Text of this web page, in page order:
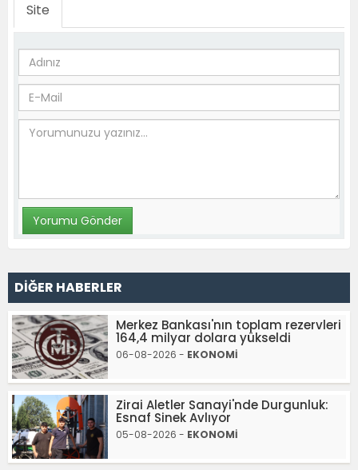
Site
DİĞER HABERLER
Merkez Bankası'nın toplam rezervleri
164,4 milyar dolara yükseldi
06-08-2026 - EKONOMİ
Zirai Aletler Sanayi'nde Durgunluk:
Esnaf Sinek Avlıyor
05-08-2026 - EKONOMİ